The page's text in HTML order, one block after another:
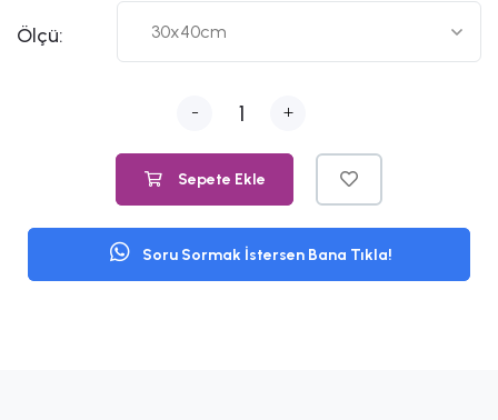
Ölçü:
- +
Sepete Ekle
Soru Sormak İstersen Bana Tıkla!